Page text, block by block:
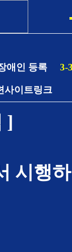
애인 등록 3-
사이트링크
]
시행